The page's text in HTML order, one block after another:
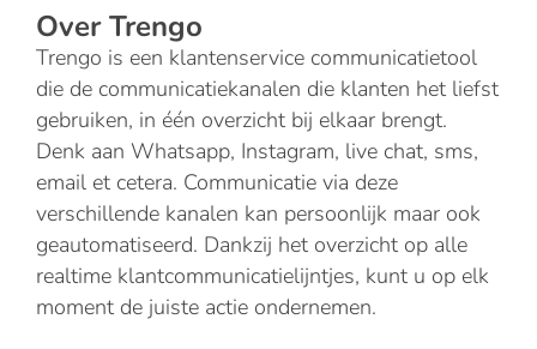
Over Trengo
Trengo is een klantenservice communicatietool
die de communicatiekanalen die klanten het liefst
gebruiken, in één overzicht bij elkaar brengt.
Denk aan Whatsapp, Instagram, live chat, sms,
email et cetera. Communicatie via deze
verschillende kanalen kan persoonlijk maar ook
geautomatiseerd. Dankzij het overzicht op alle
realtime klantcommunicatielijntjes, kunt u op elk
moment de juiste actie ondernemen.